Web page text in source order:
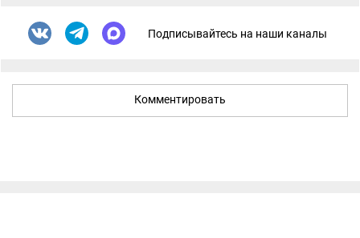
Подписывайтесь на наши каналы
Комментировать